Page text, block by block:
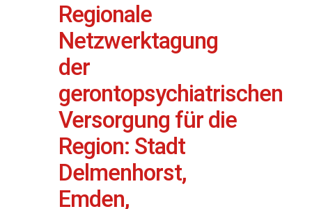
Regionale
Netzwerktagung
der
gerontopsychiatrischen
Versorgung für die
Region: Stadt
Delmenhorst,
Emden,